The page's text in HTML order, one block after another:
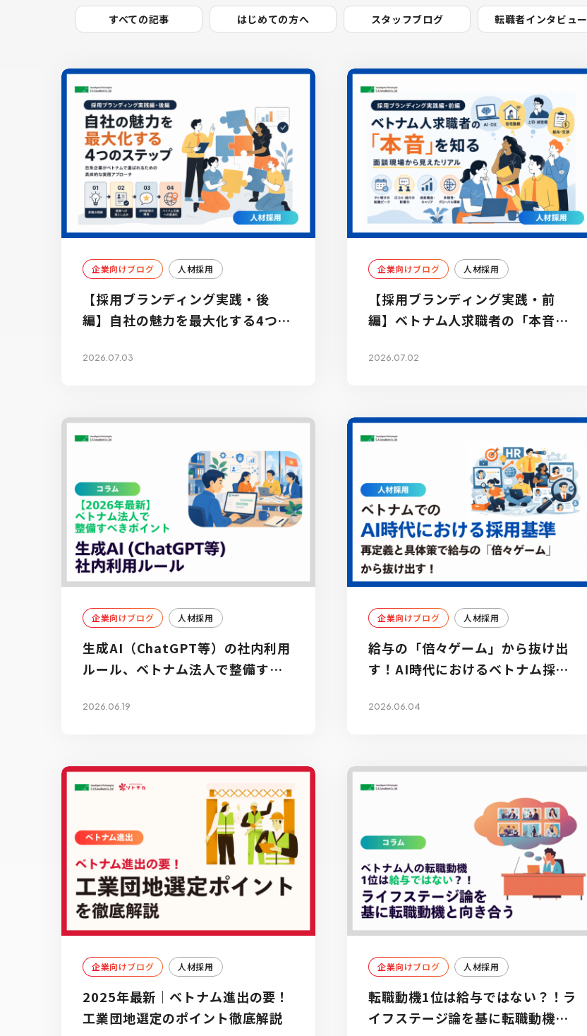
すべての記事 はじめての方へ スタッフブログ 転職者インタビュー
企業向けブログ 人材採用
【採用ブランディング実践・後
編】自社の魅力を最大化する4つの
2026.07.03
企業向けブログ 人材採用
【採用ブランディング実践・前
編】ベトナム人求職者の「本音」
ル
2026.07.02
企業向けブログ 人材採用
生成AI（ChatGPT等）の社内利用
ルール、ベトナム法人で整備すべ
2026.06.19
企業向けブログ 人材採用
給与の「倍々ゲーム」から抜け出
す！AI時代におけるベトナム採用
2026.06.04
企業向けブログ 人材採用
2025年最新｜ベトナム進出の要！
工業団地選定のポイント徹底解説
企業向けブログ 人材採用
転職動機1位は給与ではない？！ラ
イフステージ論を基に転職動機と